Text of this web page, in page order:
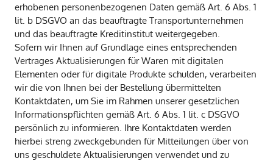
erhobenen personenbezogenen Daten gemäß Art. 6 Abs. 1
lit. b DSGVO an das beauftragte Transportunternehmen
und das beauftragte Kreditinstitut weitergegeben.
Sofern wir Ihnen auf Grundlage eines entsprechenden
Vertrages Aktualisierungen für Waren mit digitalen
Elementen oder für digitale Produkte schulden, verarbeiten
wir die von Ihnen bei der Bestellung übermittelten
Kontaktdaten, um Sie im Rahmen unserer gesetzlichen
Informationspflichten gemäß Art. 6 Abs. 1 lit. c DSGVO
persönlich zu informieren. Ihre Kontaktdaten werden
hierbei streng zweckgebunden für Mitteilungen über von
uns geschuldete Aktualisierungen verwendet und zu